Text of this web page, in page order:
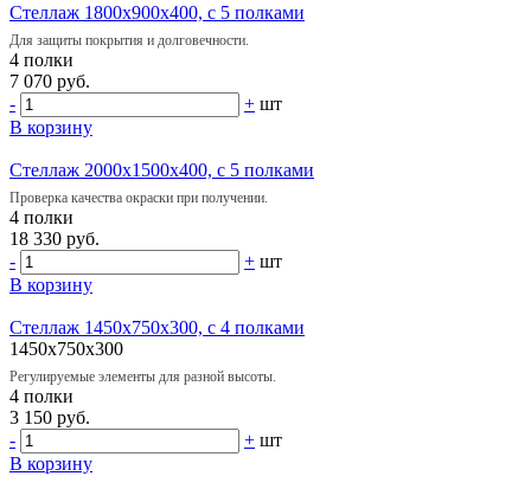
Стеллаж 1800х900х400, с 5 полками
Для защиты покрытия и долговечности.
4 полки
7 070 руб.
-
+ шт
В корзину
Стеллаж 2000х1500х400, с 5 полками
Проверка качества окраски при получении.
4 полки
18 330 руб.
-
+ шт
В корзину
Стеллаж 1450х750х300, с 4 полками
1450x750x300
Регулируемые элементы для разной высоты.
4 полки
3 150 руб.
-
+ шт
В корзину